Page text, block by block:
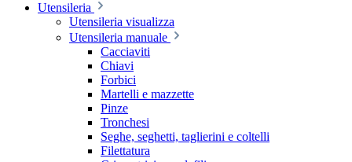
Utensileria
Utensileria visualizza
Utensileria manuale
Cacciaviti
Chiavi
Forbici
Martelli e mazzette
Pinze
Tronchesi
Seghe, seghetti, taglierini e coltelli
Filettatura